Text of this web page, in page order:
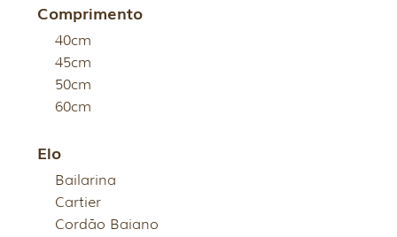
Comprimento
40cm
45cm
50cm
60cm
Elo
Bailarina
Cartier
Cordão Baiano